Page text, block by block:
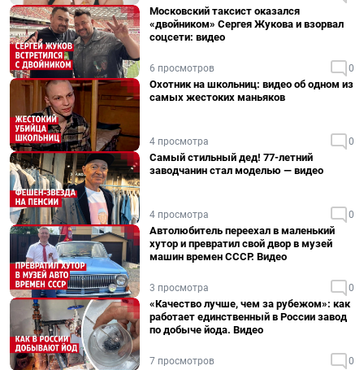
Московский таксист оказался
«двойником» Сергея Жукова и взорвал
соцсети: видео
6 просмотров 0
Охотник на школьниц: видео об одном из
самых жестоких маньяков
4 просмотра 0
Самый стильный дед! 77-летний
заводчанин стал моделью — видео
4 просмотра 0
Автолюбитель переехал в маленький
хутор и превратил свой двор в музей
машин времен СССР. Видео
3 просмотра 0
«Качество лучше, чем за рубежом»: как
работает единственный в России завод
по добыче йода. Видео
7 просмотров 0